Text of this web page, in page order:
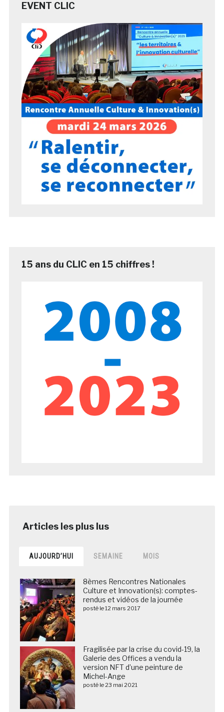
EVENT CLIC
15 ans du CLIC en 15 chiffres !
AUJOURD’HUI SEMAINE MOIS
8èmes Rencontres Nationales
Culture et Innovation(s): comptes-
rendus et vidéos de la journée
posté le 12 mars 2017
Fragilisée par la crise du covid-19, la
Galerie des Offices a vendu la
version NFT d’une peinture de
Michel-Ange
posté le 23 mai 2021